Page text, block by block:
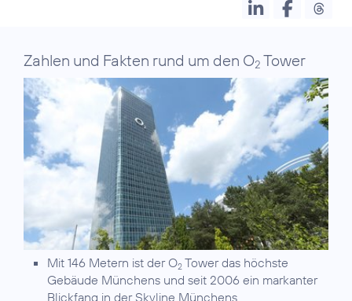
Zahlen und Fakten rund um den O2 Tower
Mit 146 Metern ist der O2 Tower das höchste
Gebäude Münchens und seit 2006 ein markanter
Blickfang in der Skyline Münchens.